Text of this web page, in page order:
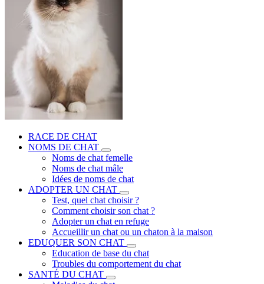
RACE DE CHAT
NOMS DE CHAT
Noms de chat femelle
Noms de chat mâle
Idées de noms de chat
ADOPTER UN CHAT
Test, quel chat choisir ?
Comment choisir son chat ?
Adopter un chat en refuge
Accueillir un chat ou un chaton à la maison
EDUQUER SON CHAT
Education de base du chat
Troubles du comportement du chat
SANTÉ DU CHAT